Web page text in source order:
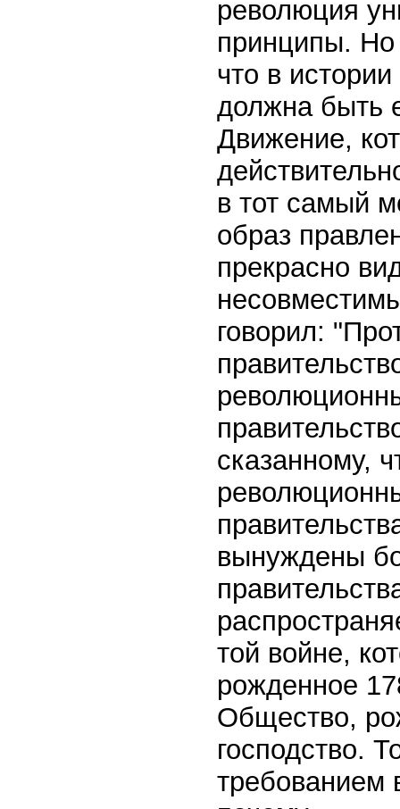
революция
принципы. Но
что в
должна быть
Движение,
в тот самый
образ
прекрасно
говорил:
сказанному,
вынуждены
той войне,
рожденное
Общество,
господство.
требованием